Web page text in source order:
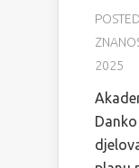
2025